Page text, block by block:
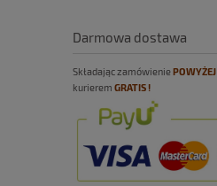
Darmowa dostawa
Składając zamówieniePOWYŻEJ
kurierem GRATIS !